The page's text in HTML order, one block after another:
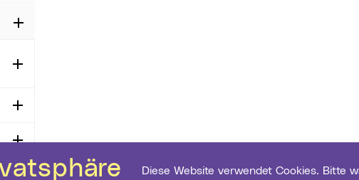
Diese Website verwendet Cookies. Bitte wählen Sie Ihre gewünschten Einstellungen. Diese können Sie
Aufklappen
Aufklappen
Aufklappen
Aufklappen